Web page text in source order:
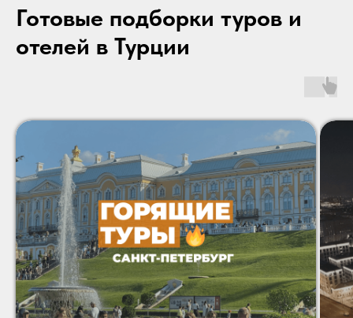
Готовые подборки туров и
отелей в Турции